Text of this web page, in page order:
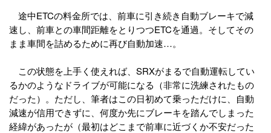
途中ETCの料金所では、前車に引き続き自動ブレーキで減
速し、前車との車間距離をとりつつETCを通過。そしてその
まま車間を詰めるために再び自動加速…。
この状態を上手く使えれば、SRXがまるで自動運転してい
るかのようなドライブが可能になる（非常に洗練されたもの
だった）。ただし、筆者はこの日初めて乗っただけに、自動
減速が信用できずに、何度か先にブレーキを踏んでしまった
経緯があったが（最初はどこまで前車に近づくか不安だった